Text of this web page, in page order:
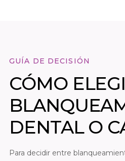
GUÍA DE DECISIÓN
CÓMO
DENTAL O
Para decidir entre